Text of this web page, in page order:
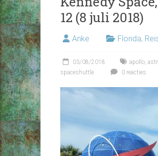
12 (8 juli 2018)
Anke Florida,
03/08/2018 apollo,
spaceshuttle
0 reacties